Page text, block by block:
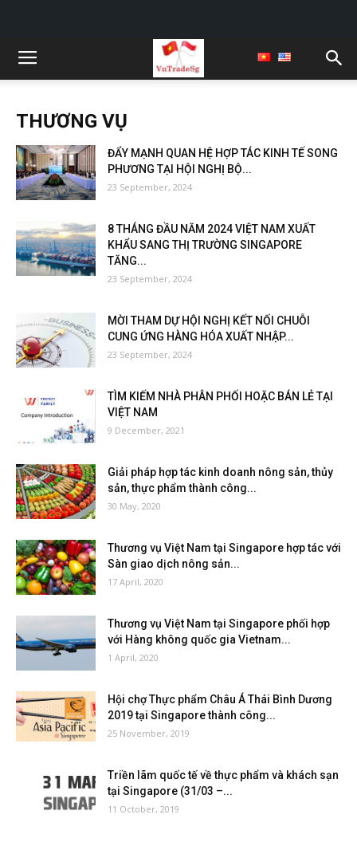
THƯƠNG VỤ
ĐẨY MẠNH QUAN HỆ HỢP TÁC KINH TẾ SONG
PHƯƠNG TẠI HỘI NGHỊ BỘ...
23 September, 2024
8 THÁNG ĐẦU NĂM 2024 VIỆT NAM XUẤT
KHẨU SANG THỊ TRƯỜNG SINGAPORE
TĂNG...
23 September, 2024
MỜI THAM DỰ HỘI NGHỊ KẾT NỐI CHUỖI
CUNG ỨNG HÀNG HÓA XUẤT NHẬP...
23 September, 2024
TÌM KIẾM NHÀ PHÂN PHỐI HOẶC BÁN LẺ TẠI
VIỆT NAM
9 December, 2021
Giải pháp hợp tác kinh doanh nông sản, thủy
sản, thực phẩm thành công...
30 May, 2020
Thương vụ Việt Nam tại Singapore hợp tác với
Sàn giao dịch nông sản...
17 April, 2020
Thương vụ Việt Nam tại Singapore phối hợp
với Hàng không quốc gia Vietnam...
1 April, 2020
Hội chợ Thực phẩm Châu Á Thái Bình Dương
2019 tại Singapore thành công...
25 November, 2019
Triền lãm quốc tế về thực phẩm và khách sạn
tại Singapore (31/03 –...
11 October, 2019